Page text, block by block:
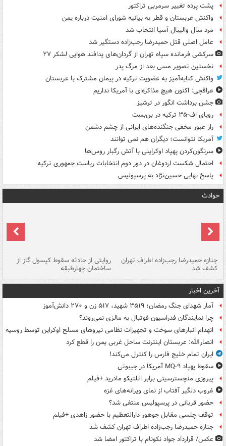
پشت پرده تغییر سرمربی تراکتور
واکنش عربستان و قطر به بیانیه شورای امنیت درباره یمن
مرد سال والیبال آسیا انتخاب شد
عامل اصلی قتل حمیدرضا رجب‌زاده دستگیر شد
سرکشی فرمانده سپاه تهران از گردان‌های پدافند هوایی لشکر ۲۷
نخستین تصویر مسی بعد از مرگ پدر
واکنش کنایه‌آمیز به عضویت ترکیه در پیمان مشترک با عربستان
عراقچی: اکنون هیچ مذاکره‌ای با آمریکا نداریم
جشن برداشت انگور در ترشیز
رویای اف-۳۵ ترکیه در بن‌بست
راز عبور مخفی جنگنده‌های ایرانی از چشم دشمن
آمریکا نتوانست؛ دیگران هم نمی توانند
سرنگون‌کردن پهپاد اوکراینی با آتش رگبار روس‌ها
احتمال شکست اردوغان در دور دوم انتخابات ریاست جمهوری ترکیه
پاسخ نهایی حسین‌نژاد به پرسپولیس
حوادث
جنازه حمیدرضا رجب‌زاده اطراف تهران
کشف شد
روایتی از حادثه سقوط کپسول گاز از
ساختمان چهارطبقه
آخرین اخبار
آمار شهدای جنگ رمضان؛ ۳۵۱۹ شهید، ۵۱۷ زن و ۲۷۰ دانش‌آموز
چرا نمایندگان فدراسیون فوتبال به مالزی نمی‌روند؟
انهدام انبارهای سوخت و تجهیزات نظامی نیروهای مسلح اوکراین توسط روسیه
انصارالله: عربستان اینترنت ساحل غربی یمن را قطع کرد
ایران تمام خلیج فارس را کنترل می‌کند!
سقوط پهپاد MQ-۹ آمریکا در جیبوتی
پیروزی منچسترسیتی برابر اتلتیکو مادرید +فیلم
غروب دلگیر آفتاب از نمای ویرانه‌های غزه
حضور قربانی در پرسپولیس منتفی شد؟
توقف چلسی مقابل جوهور دارالتعظیم با حضور زاهدی +فیلم
جنازه حمیدرضا رجب‌زاده اطراف تهران کشف شد
عکس/ قرارداد جواد نکونام با تراکتور امضا شد